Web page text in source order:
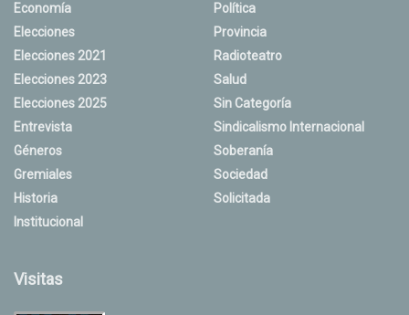
Economía
Elecciones
Elecciones 2021
Elecciones 2023
Elecciones 2025
Entrevista
Géneros
Gremiales
Historia
Institucional
Política
Provincia
Radioteatro
Salud
Sin Categoría
Sindicalismo Internacional
Soberanía
Sociedad
Solicitada
Visitas